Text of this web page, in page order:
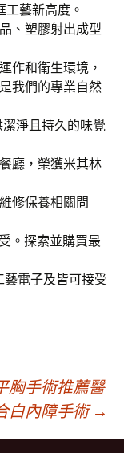
藝新高度。
、塑膠射出成型
作和衛生環境，
我們的專業自然
潔淨且持久的味覺
廳，榮獲米其林
修保養相關問
。探索並購買最
電子及皆可接受
胸手術推薦醫
白內障手術 →